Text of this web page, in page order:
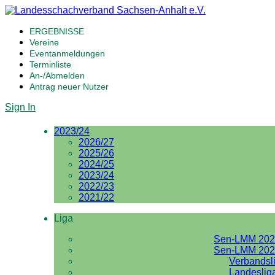
ERGEBNISSE
Vereine
Eventanmeldungen
Terminliste
An-/Abmelden
Antrag neuer Nutzer
Sign In
2023/24
2026/27
2025/26
2024/25
2023/24
2022/23
2021/22
Liga
Sen-LMM
Sen-LMM